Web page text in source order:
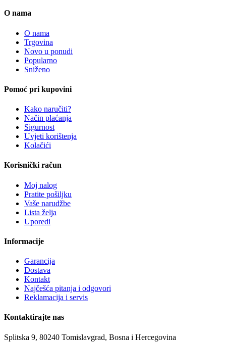
O nama
O nama
Trgovina
Novo u ponudi
Popularno
Sniženo
Pomoć pri kupovini
Kako naručiti?
Način plaćanja
Sigurnost
Uvjeti korištenja
Kolačići
Korisnički račun
Moj nalog
Pratite pošiljku
Vaše narudžbe
Lista želja
Uporedi
Informacije
Garancija
Dostava
Kontakt
Najčešća pitanja i odgovori
Reklamacija i servis
Kontaktirajte nas
Splitska 9, 80240 Tomislavgrad, Bosna i Hercegovina